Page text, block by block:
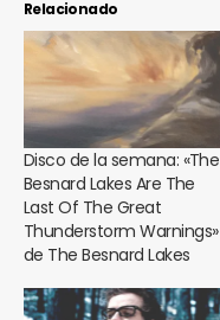
Relacionado
Disco de la semana: «The
Besnard Lakes Are The
Last Of The Great
Thunderstorm Warnings»
de The Besnard Lakes